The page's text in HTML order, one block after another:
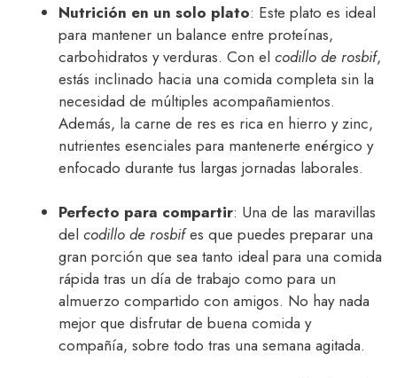
Nutrición en un solo plato: Este plato es ideal
para mantener un balance entre proteínas,
carbohidratos y verduras. Con el codillo de rosbif,
estás inclinado hacia una comida completa sin la
necesidad de múltiples acompañamientos.
Además, la carne de res es rica en hierro y zinc,
nutrientes esenciales para mantenerte enérgico y
enfocado durante tus largas jornadas laborales.
Perfecto para compartir: Una de las maravillas
del codillo de rosbifes que puedes preparar una
gran porción que sea tanto ideal para una comida
rápida tras un día de trabajo como para un
almuerzo compartido con amigos. No hay nada
mejor que disfrutar de buena comida y
compañía, sobre todo tras una semana agitada.